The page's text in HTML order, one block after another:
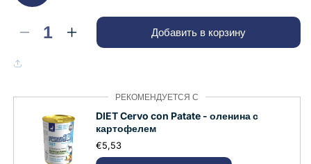
УменьшитьУвеличить
Добавить в корзину
РЕКОМЕНДУЕТСЯ С
DIET Cervo con Patate - оленина с
картофелем
€5,53